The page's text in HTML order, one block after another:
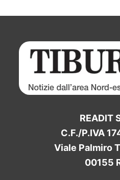
READIT
C.F./P.IVA
Viale Palmiro
00155